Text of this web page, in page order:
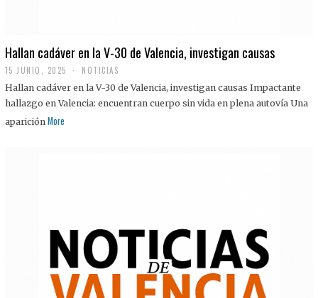
Hallan cadáver en la V-30 de Valencia, investigan causas
15 JUNIO, 2025 NOTICIAS
Hallan cadáver en la V-30 de Valencia, investigan causas Impactante
hallazgo en Valencia: encuentran cuerpo sin vida en plena autovía Una
aparición More